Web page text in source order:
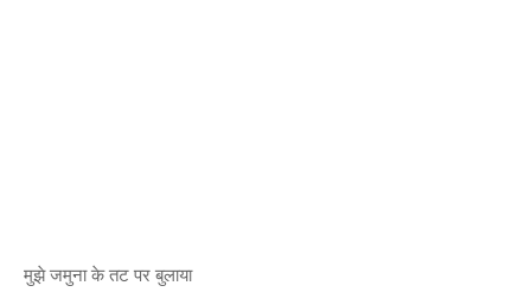
मुझे जमुना के तट पर बुलाया